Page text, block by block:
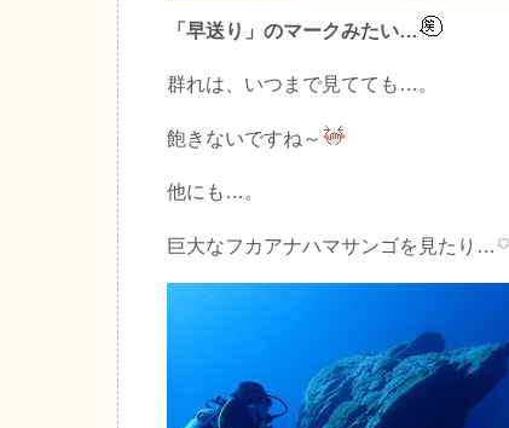
「早送り」のマークみたい…
群れは、いつまで見てても…。
飽きないですね～
他にも…。
巨大なフカアナハマサンゴを見たり…